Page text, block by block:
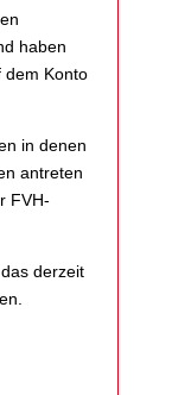
haben
dem Konto
in denen
antreten
FVH-
derzeit